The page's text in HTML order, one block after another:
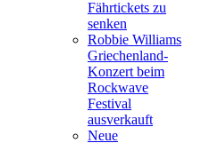
Fährtickets zu
senken
Robbie Williams
Griechenland-
Konzert beim
Rockwave
Festival
ausverkauft
Neue